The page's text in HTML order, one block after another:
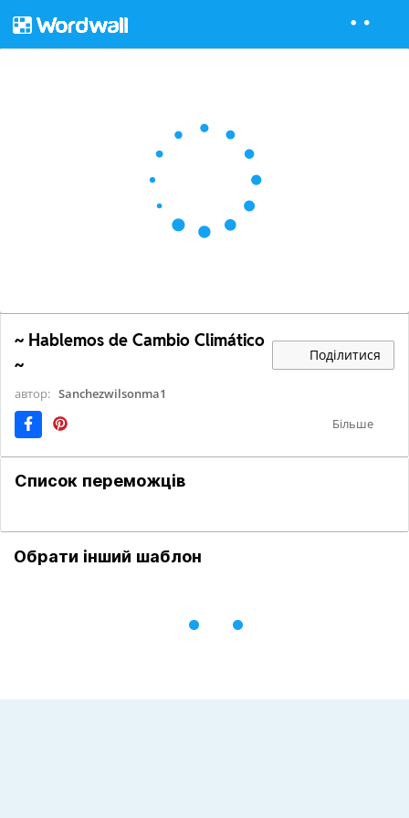
~ Hablemos de Cambio Climático
~
Поділитися
автор: Sanchezwilsonma1
Більше
Список переможців
Обрати інший шаблон